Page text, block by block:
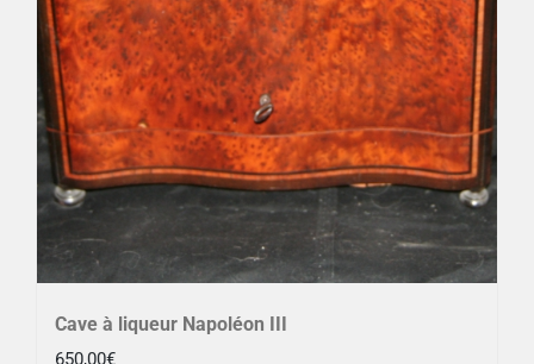
Cave à liqueur Napoléon III
650,00€